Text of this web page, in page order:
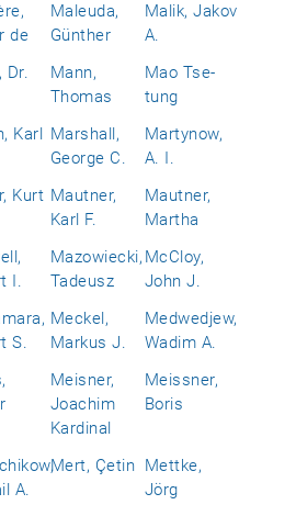
de
Maleuda,
Günther
Malik, Jakov
A.
Dr.
Mann,
Thomas
Mao Tse-
tung
Karl Marshall,
George C.
Martynow,
A. I.
Kurt Mautner,
Karl F.
Mautner,
Martha
I.
Mazowiecki,
Tadeusz
McCloy,
John J.
S.
Meckel,
Markus J.
Medwedjew,
Wadim A.
Meisner,
Joachim
Kardinal
Meissner,
Boris
A.
Mert, Çetin Mettke,
Jörg